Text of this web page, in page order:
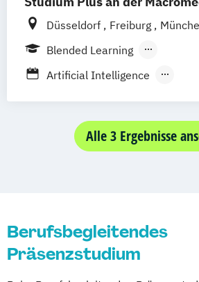
Professional Media Creation
Professional Practice
Industries)
Software Engineering
Düsseldorf Freiburg
Berlin
Frankfurt am Main
Blended Learning
Berufsbegleitendes
Artificial Intelligence
Medien- und
Alle 3 Ergebnisse
Berufsbegleitendes
Präsenzstudium